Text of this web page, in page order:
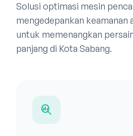
Solusi optimasi mesin
mengedepankan keamanan
untuk memenangkan
panjang di Kota Sabang.
search_insights